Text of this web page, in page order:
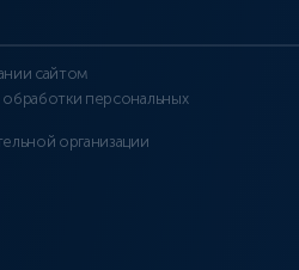
сайтом
персональных
организации